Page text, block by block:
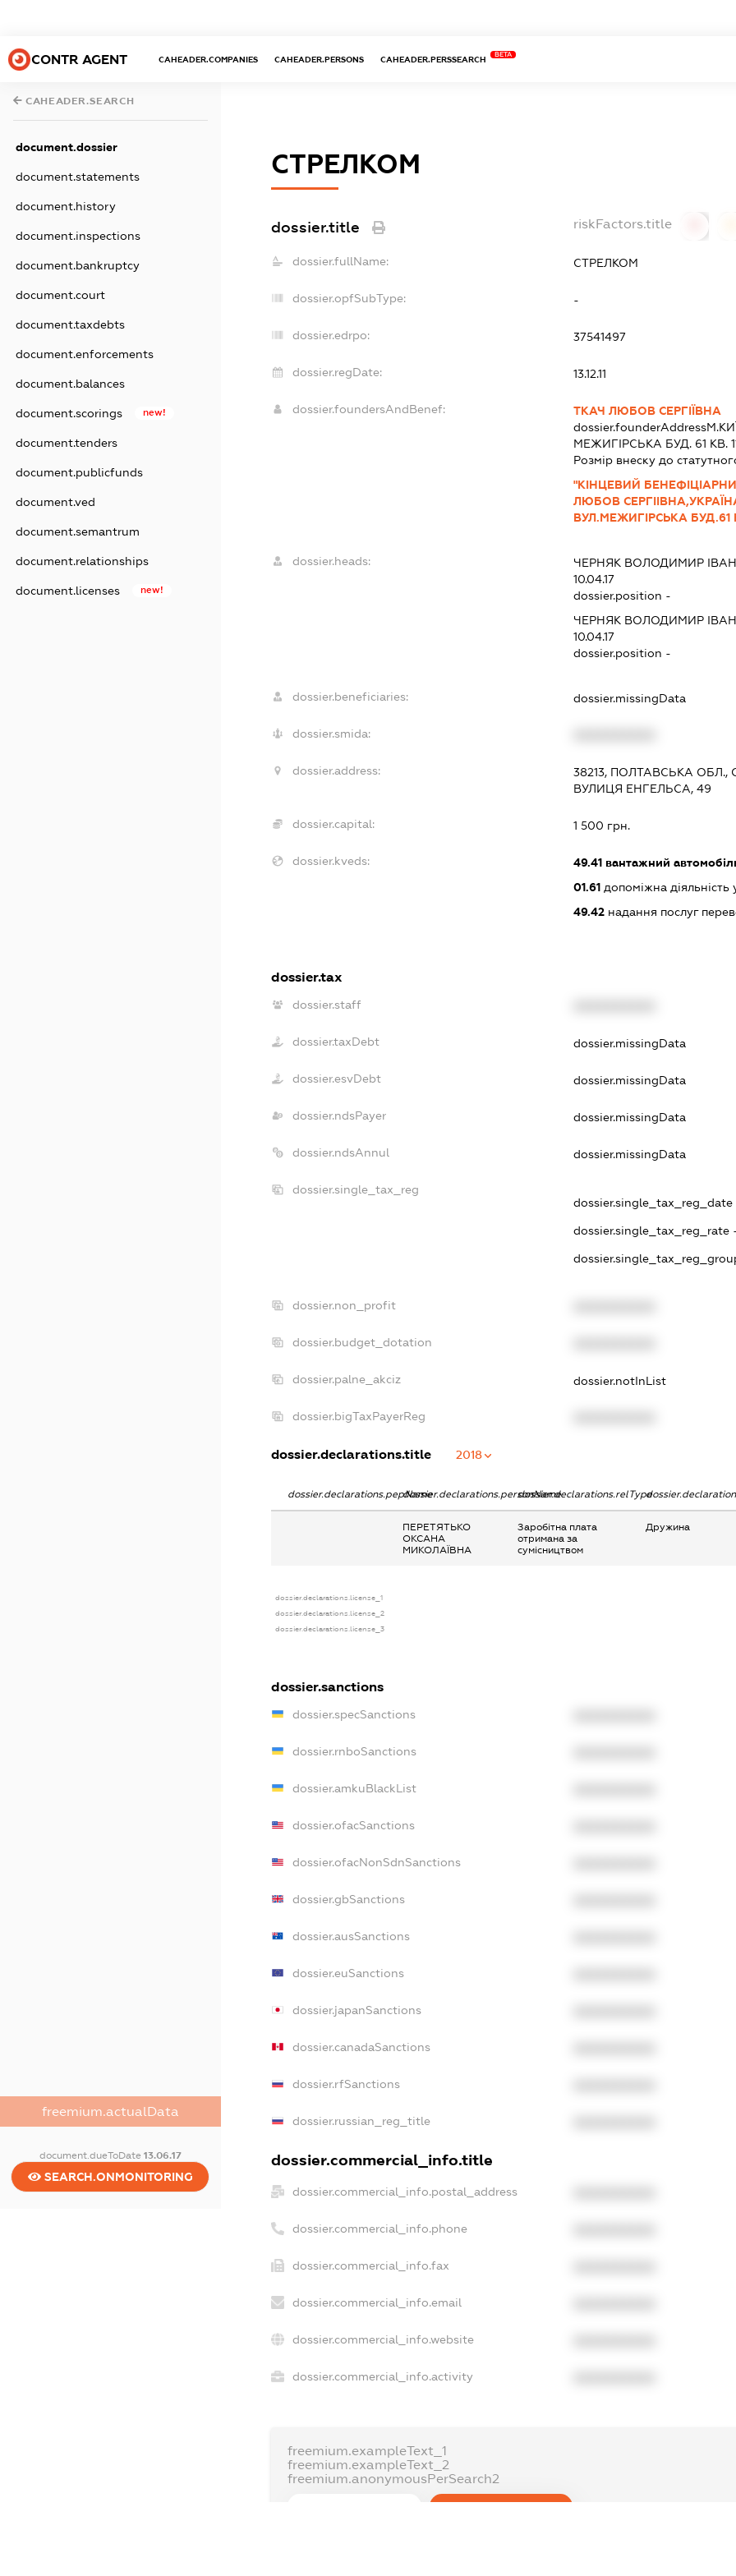
CONTR AGENT CAHEADER.COMPANIES CAHEADER.PERSONS CAHEADER.PERSSEARCH
BETA
CAHEADER.SEARCH
document.dossier
document.statements
document.history
document.inspections
document.bankruptcy
document.court
document.taxdebts
document.enforcements
document.balances
document.scorings new!
document.tenders
document.publicfunds
document.ved
document.semantrum
document.relationships
document.licenses new!
freemium.actualData
document.dueToDate 13.06.17
SEARCH.ONMONITORING
СТРЕЛКОМ
dossier.title riskFactors.title
dossier.fullName: СТРЕЛКОМ
dossier.opfSubType: -
dossier.edrpo: 37541497
dossier.regDate: 13.12.11
dossier.foundersAndBenef:
ТКАЧ ЛЮБОВ СЕРГІЇВНА
dossier.founderAddress
МЕЖИГІРСЬКА БУД. 61 КВ.
Розмір внеску до
"КІНЦЕВИЙ
ЛЮБОВ
ВУЛ.МЕЖИГІРСЬКА БУД.61
dossier.heads: ЧЕРНЯК ВОЛОДИМИР
10.04.17
dossier.position -
ЧЕРНЯК ВОЛОДИМИР
10.04.17
dossier.position -
dossier.beneficiaries: dossier.missingData
dossier.smida:
dossier.address:
38213, ПОЛТАВСЬКА
ВУЛИЦЯ ЕНГЕЛЬСА, 49
dossier.capital: 1 500 грн.
dossier.kveds: 49.41 вантажний
01.61 допоміжна діяльність
49.42 надання послуг
dossier.tax
dossier.staff
dossier.taxDebt dossier.missingData
dossier.esvDebt dossier.missingData
dossier.ndsPayer dossier.missingData
dossier.ndsAnnul dossier.missingData
dossier.single_tax_reg
dossier.single_tax_reg_date -
dossier.single_tax_reg_rate
dossier.non_profit
dossier.budget_dotation
dossier.palne_akciz dossier.notInList
dossier.bigTaxPayerReg
dossier.declarations.title 2018
dossier.declarations.pepNamedossier.declarations.personNamedossier.declarations.relType
ПЕРЕТЯТЬКО
ОКСАНА
МИКОЛАЇВНА
Заробітна плата
отримана за
сумісництвом
Дружина
dossier.declarations.license_1
dossier.declarations.license_2
dossier.declarations.license_3
dossier.sanctions
dossier.specSanctions
dossier.rnboSanctions
dossier.amkuBlackList
dossier.ofacSanctions
dossier.ofacNonSdnSanctions
dossier.gbSanctions
dossier.ausSanctions
dossier.euSanctions
dossier.japanSanctions
dossier.canadaSanctions
dossier.rfSanctions
dossier.russian_reg_title
dossier.commercial_info.title
dossier.commercial_info.postal_address
dossier.commercial_info.phone
dossier.commercial_info.fax
dossier.commercial_info.email
dossier.commercial_info.website
dossier.commercial_info.activity
freemium.exampleText_1
freemium.exampleText_2
freemium.anonymousPerSearch2
FREEMIUM.REGISTER